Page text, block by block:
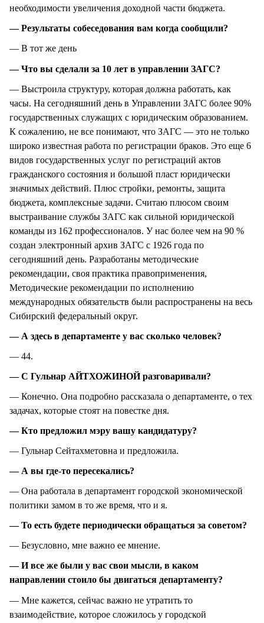
необходимости увеличения доходной части бюджета.
— Результаты собеседования вам когда сообщили?
— В тот же день
— Что вы сделали за 10 лет в управлении ЗАГС?
— Выстроила структуру, которая должна работать, как
часы. На сегодняшний день в Управлении ЗАГС более 90%
государственных служащих с юридическим образованием.
К сожалению, не все понимают, что ЗАГС — это не только
широко известная работа по регистрации браков. Это еще 6
видов государственных услуг по регистраций актов
гражданского состояния и большой пласт юридически
значимых действий. Плюс стройки, ремонты, защита
бюджета, комплексные задачи. Считаю плюсом своим
выстраивание службы ЗАГС как сильной юридической
команды из 162 профессионалов. У нас более чем на 90 %
создан электронный архив ЗАГС с 1926 года по
сегодняшний день. Разработаны методические
рекомендации, своя практика правоприменения,
Методические рекомендации по исполнению
международных обязательств были распространены на весь
Сибирский федеральный округ.
— А здесь в департаменте у вас сколько человек?
— 44.
— С Гульнар АЙТХОЖИНОЙ разговаривали?
— Конечно. Она подробно рассказала о департаменте, о тех
задачах, которые стоят на повестке дня.
— Кто предложил мэру вашу кандидатуру?
— Гульнар Сейтахметовна и предложила.
— А вы где-то пересекались?
— Она работала в департамент городской экономической
политики замом в то же время, что и я.
— То есть будете периодически обращаться за советом?
— Безусловно, мне важно ее мнение.
— И все же были у вас свои мысли, в каком
направлении стоило бы двигаться департаменту?
— Мне кажется, сейчас важно не утратить то
взаимодействие, которое сложилось у городской